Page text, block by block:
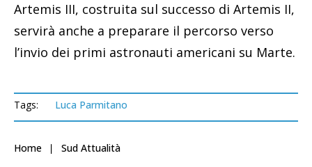
Artemis III, costruita sul successo di Artemis II,
servirà anche a preparare il percorso verso
l’invio dei primi astronauti americani su Marte.
Tags: Luca Parmitano
Home Sud Attualità